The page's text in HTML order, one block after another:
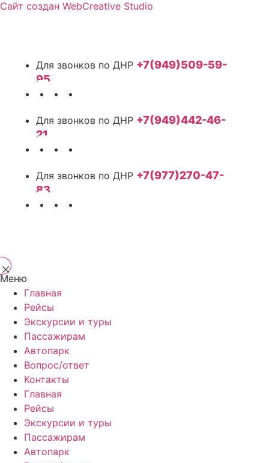
Сайт создан WebCreative Studio
+7(949)509-59-
95
+7(949)442-46-
21
+7(977)270-47-
83
Меню
Главная
Рейсы
Экскурсии и туры
Пассажирам
Автопарк
Вопрос/ответ
Контакты
Главная
Рейсы
Экскурсии и туры
Пассажирам
Автопарк